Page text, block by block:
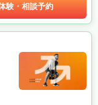
験・相談予約